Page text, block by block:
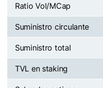
Ratio Vol/MCap
Suministro circulante
Suministro total
TVL en staking